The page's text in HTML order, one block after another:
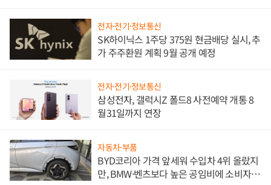
전자·전기·정보통신
SK하이닉스 1주당 375원 현금배당 실시, 추
가 주주환원 계획 9월 공개 예정
전자·전기·정보통신
삼성전자, 갤럭시Z 폴드8 사전예약 개통 8
월31일까지 연장
자동차·부품
BYD코리아 가격 앞세워 수입차 4위 올랐지
만, BMW·벤츠보다 높은 공임비에 소비자